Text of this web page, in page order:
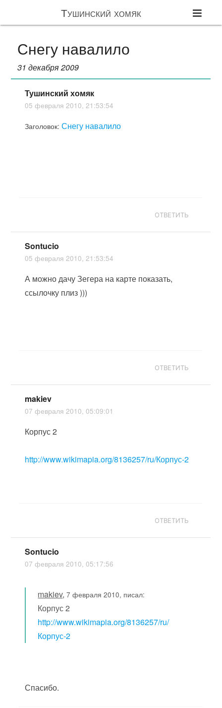
Тушинский хомяк
Снегу навалило
31 декабря 2009
Тушинский хомяк
05 февраля 2010, 21:53:54
Заголовок: Снегу навалило
ОТВЕТИТЬ
Sontucio
05 февраля 2010, 21:53:54
А можно дачу Зегера на карте показать,
ссылочку плиз )))
ОТВЕТИТЬ
makiev
07 февраля 2010, 05:09:01
Корпус 2
http://www.wikimapia.org/8136257/ru/Корпус-2
ОТВЕТИТЬ
Sontucio
07 февраля 2010, 05:17:56
makiev,7 февраля 2010, писал:
Корпус 2
http://www.wikimapia.org/8136257/ru/
Корпус-2
Спасибо.